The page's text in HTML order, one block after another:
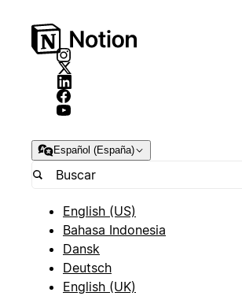
Español (España)
English (US)
Bahasa Indonesia
Dansk
Deutsch
English (UK)